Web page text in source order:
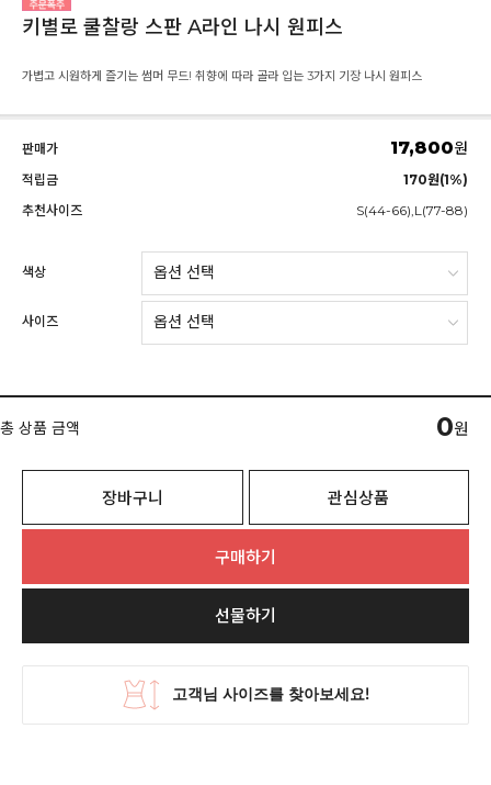
키별로 쿨찰랑 스판 A라인 나시 원피스
가볍고 시원하게 즐기는 썸머 무드! 취향에 따라 골라 입는 3가지 기장 나시 원피스
판매가 17,800원
적립금
170원(1%)
추천사이즈
S(44-66),L(77-88)
색상
사이즈
총 상품 금액 0원
장바구니 관심상품
구매하기
선물하기